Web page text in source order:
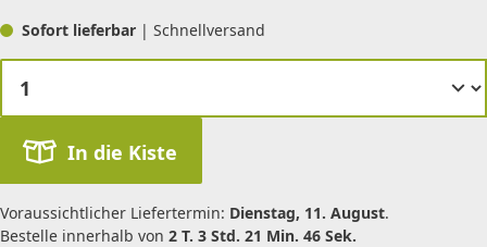
Sofort lieferbar | Schnellversand
In die Kiste
Voraussichtlicher Liefertermin: Dienstag, 11. August.
Bestelle innerhalb von 2 T. 3 Std. 21 Min. 46 Sek.